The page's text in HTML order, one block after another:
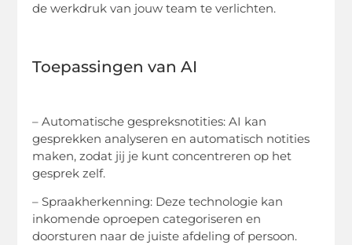
de werkdruk van jouw team te verlichten.
Toepassingen van AI
– Automatische gespreksnotities: AI kan
gesprekken analyseren en automatisch notities
maken, zodat jij je kunt concentreren op het
gesprek zelf.
– Spraakherkenning: Deze technologie kan
inkomende oproepen categoriseren en
doorsturen naar de juiste afdeling of persoon.